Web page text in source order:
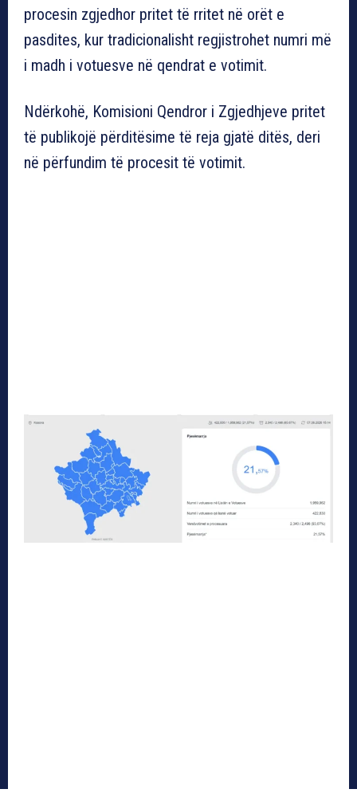
procesin zgjedhor pritet të rritet në orët e
pasdites, kur tradicionalisht regjistrohet numri më
i madh i votuesve në qendrat e votimit.
Ndërkohë, Komisioni Qendror i Zgjedhjeve pritet
të publikojë përditësime të reja gjatë ditës, deri
në përfundim të procesit të votimit.